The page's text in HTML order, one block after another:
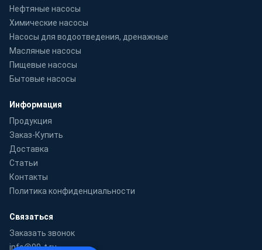
Нефтяные насосы
Химические насосы
Насосы для водоотведения, дренажные
Масляные насосы
Пищевые насосы
Бытовые насосы
Информация
Продукция
Заказ-Купить
Доставка
Статьи
Контакты
Политика конфиденциальности
Связаться
Заказать звонок
info@99-t.ru